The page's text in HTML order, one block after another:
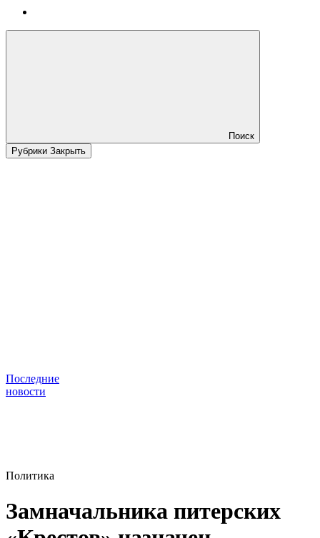
Поиск
Рубрики Закрыть
Последние
новости
Политика
Замначальника питерских